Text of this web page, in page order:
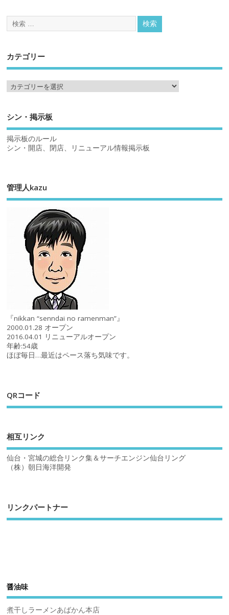
カテゴリー
シン・掲示板
掲示板のルール
シン・開店、閉店、リニューアル情報掲示板
管理人kazu
『nikkan “senndai no ramenman”』
2000.01.28 オープン
2016.04.01 リニューアルオープン
年齢:54歳
ほぼ毎日…最近はペース落ち気味です。
QRコード
相互リンク
仙台・宮城の総合リンク集＆サーチエンジン仙台リング
（株）朝日海洋開発
リンクパートナー
醤油味
煮干しラーメンあばかん本店